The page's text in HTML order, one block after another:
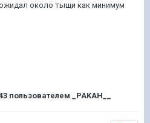
около тыщи как минимyм
пользователем _PAKAH__